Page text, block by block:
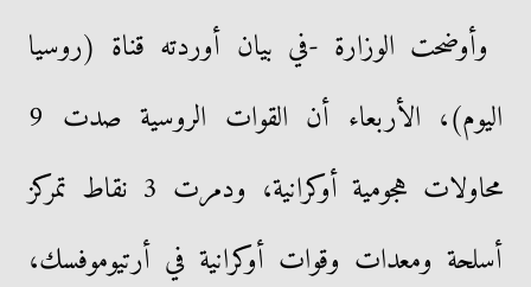
وأوضحت الوزارة -في بيان أوردته قناة (روسيا
اليوم)، الأربعاء أن القوات الروسية صدت 9
محاولات هجومية أوكرانية، ودمرت 3 نقاط تمركز
أسلحة ومعدات وقوات أوكرانية في أرتيوموفسك،